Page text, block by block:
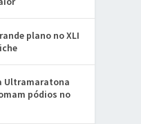
plano no XLI
Ultramaratona
pódios no